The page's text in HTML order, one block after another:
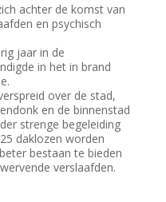
achter de komst van
en psychisch
jaar in de
in het in brand
over de stad,
en de binnenstad
strenge begeleiding
daklozen worden
bestaan te bieden
verslaafden.